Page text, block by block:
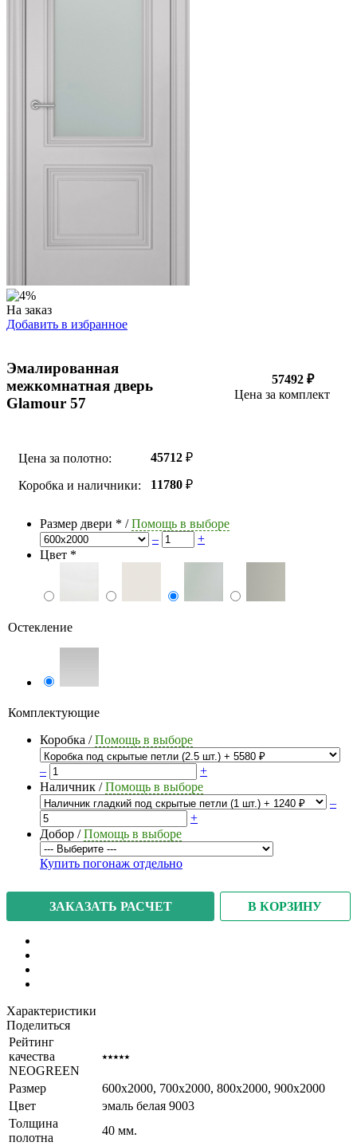
На заказ
Добавить в избранное
Эмалированная
межкомнатная дверь
Glamour 57
57492 ₽
Цена за комплект
Цена за полотно: 45712 ₽
Коробка и наличники: 11780 ₽
Размер двери * /Помощь в выборе
–
+
Цвет *
Остекление
Комплектующие
Коробка /Помощь в выборе
–
+
Наличник /Помощь в выборе
–
+
Добор /Помощь в выборе
Купить погонаж отдельно
ЗАКАЗАТЬ РАСЧЕТ В КОРЗИНУ
Характеристики
Поделиться
Рейтинг
качества
NEOGREEN
⭑⭑⭑⭑⭑
Размер
600x2000, 700x2000, 800x2000, 900x2000
Цвет
эмаль белая 9003
Толщина
полотна
40 мм.